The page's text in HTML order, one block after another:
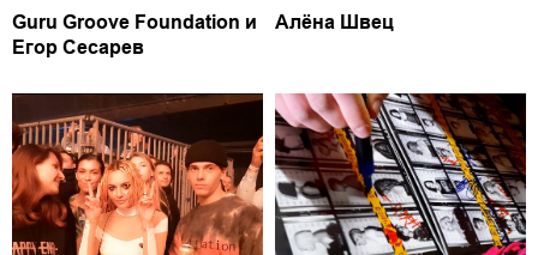
Guru Groove Foundation и
Егор Сесарев
Алёна Швец